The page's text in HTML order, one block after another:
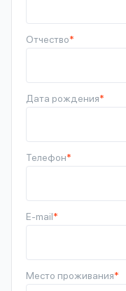
Отчество*
Дата рождения*
Телефон*
E-mail*
Место проживания*